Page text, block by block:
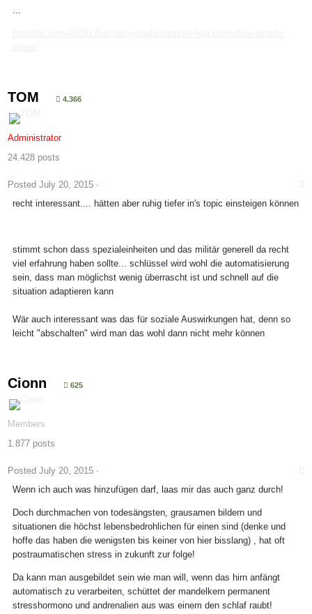
TOM 4.366
Administrator
24.428 posts
Posted July 20, 2015 ·
recht interessant.... hätten aber ruhig tiefer in's topic einsteigen können
stimmt schon dass spezialeinheiten und das militär generell da recht
viel erfahrung haben sollte... schlüssel wird wohl die automatisierung
sein, dass man möglichst wenig überrascht ist und schnell auf die
situation adaptieren kann
Wär auch interessant was das für soziale Auswirkungen hat, denn so
leicht "abschalten" wird man das wohl dann nicht mehr können
Cionn 625
Members
1.877 posts
Posted July 20, 2015 ·
Wenn ich auch was hinzufügen darf, laas mir das auch ganz durch!
Doch durchmachen von todesängsten, grausamen bildern und
situationen die höchst lebensbedrohlichen für einen sind (denke und
hoffe das haben die wenigsten bis keiner von hier bisslang) , hat oft
postraumatischen stress in zukunft zur folge!
Da kann man ausgebildet sein wie man will, wenn das hirn anfängt
automatisch zu verarbeiten, schüttet der mandelkern permanent
stresshormono und andrenalien aus was einem den schlaf raubt!